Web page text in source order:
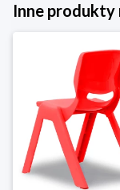
Inne produkty